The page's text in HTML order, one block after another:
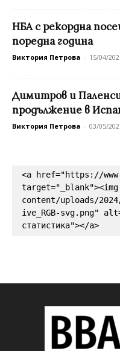
НБА с рекордна
поредна година
Виктория Петрова - 15/04/
Димитров и
продължение в
Виктория Петрова - 03/05/
<a href="https://
content/uploads/
ive_RGB-svg.png"
статистика"></a>